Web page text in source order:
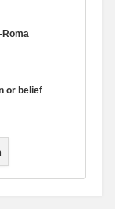
or belief